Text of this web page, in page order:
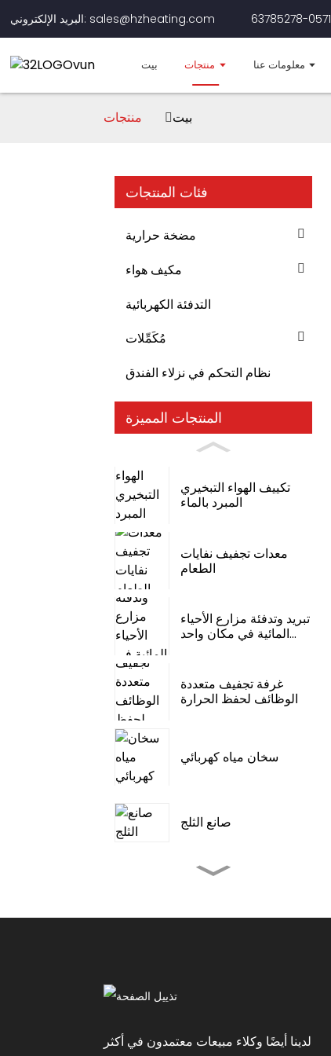
البريد الإلكتروني: sales@hzheating.com
بيت منتجات معلومات عنا
بيت منتجات
فئات المنتجات
مضخة حرارية
مكيف هواء
التدفئة الكهربائية
مُكَمِّلات
نظام التحكم في نزلاء الفندق
المنتجات المميزة
تكييف الهواء التبخيري
المبرد بالماء
معدات تجفيف نفايات
الطعام
تبريد وتدفئة مزارع الأحياء
المائية في مكان واحد...
غرفة تجفيف متعددة
الوظائف لحفظ الحرارة
سخان مياه كهربائي
صانع الثلج
مكيف هواء خارجي
لدينا أيضًا وكلاء مبيعات معتمدون في أكثر